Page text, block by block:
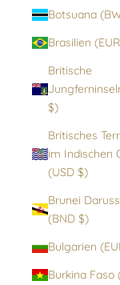
Britische
$)
Britisches
im Indischen
(USD $)
Brunei
(BND $)